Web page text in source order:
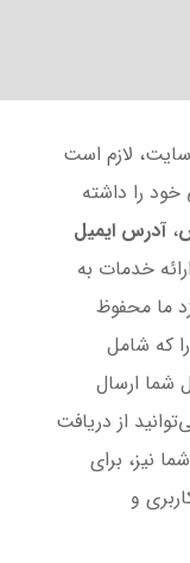
لازم است
را داشته
، آدرس ایمیل
خدمات به
ما محفوظ
را که شامل
شما ارسال
از دریافت
نیز، برای
و